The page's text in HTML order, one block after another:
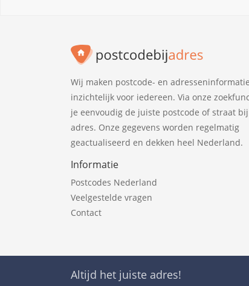
Wij maken postcode- en adresseninformatie
inzichtelijk voor iedereen. Via onze
je eenvoudig de juiste postcode of straat
adres. Onze gegevens worden regelmatig
geactualiseerd en dekken heel Nederland.
Informatie
Postcodes Nederland
Veelgestelde vragen
Contact
Altijd het juiste adres!